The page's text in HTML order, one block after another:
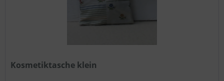
Kosmetiktasche klein